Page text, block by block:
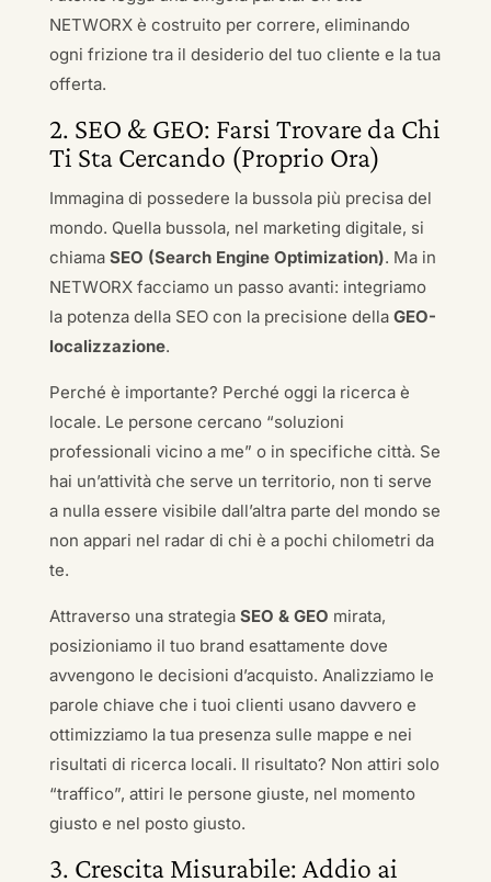
NETWORX è costruito per correre, eliminando
ogni frizione tra il desiderio del tuo cliente e la tua
offerta.
2. SEO & GEO: Farsi Trovare da Chi
Ti Sta Cercando (Proprio Ora)
Immagina di possedere la bussola più precisa del
mondo. Quella bussola, nel marketing digitale, si
chiama SEO (Search Engine Optimization). Ma in
NETWORX facciamo un passo avanti: integriamo
la potenza della SEO con la precisione della GEO-
localizzazione.
Perché è importante? Perché oggi la ricerca è
locale. Le persone cercano “soluzioni
professionali vicino a me” o in specifiche città. Se
hai un’attività che serve un territorio, non ti serve
a nulla essere visibile dall’altra parte del mondo se
non appari nel radar di chi è a pochi chilometri da
te.
Attraverso una strategia SEO & GEO mirata,
posizioniamo il tuo brand esattamente dove
avvengono le decisioni d’acquisto. Analizziamo le
parole chiave che i tuoi clienti usano davvero e
ottimizziamo la tua presenza sulle mappe e nei
risultati di ricerca locali. Il risultato? Non attiri solo
“traffico”, attiri le persone giuste, nel momento
giusto e nel posto giusto.
3. Crescita Misurabile: Addio ai